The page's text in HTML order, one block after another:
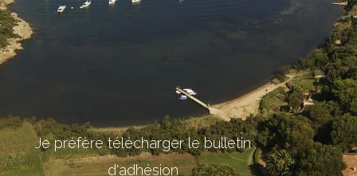
Je préfère télécharger le bulletin
d'adhésion